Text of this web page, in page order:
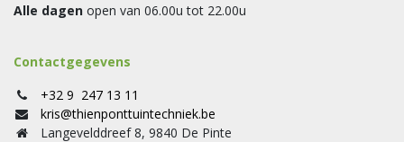
Alle dagen open van 06.00u tot 22.00u
Contactgegevens
+32 9 247 13 11
kris@thienponttuintechniek.be
Langevelddreef 8, 9840 De Pinte